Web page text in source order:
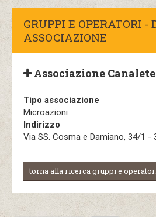
GRUPPI E OPERATORI -
ASSOCIAZIONE
Associazione
Tipo associazione
Microazioni
Indirizzo
Via SS. Cosma e Damiano, 34/1 -
torna alla ricerca gruppi e